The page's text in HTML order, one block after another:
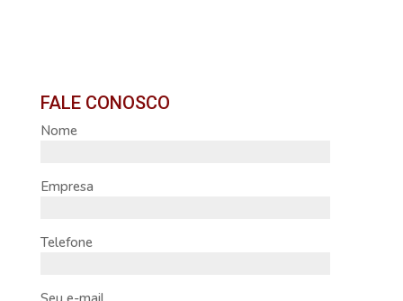
FALE CONOSCO
Nome
Empresa
Telefone